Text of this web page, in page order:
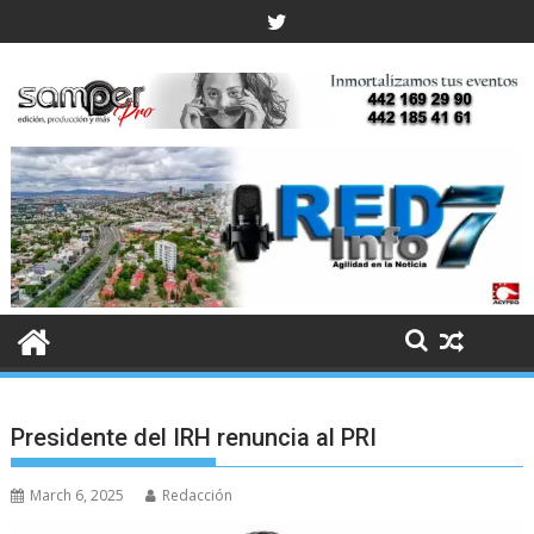
to
Presidente del IRH renuncia al PRI
March 6, 2025 Redacción